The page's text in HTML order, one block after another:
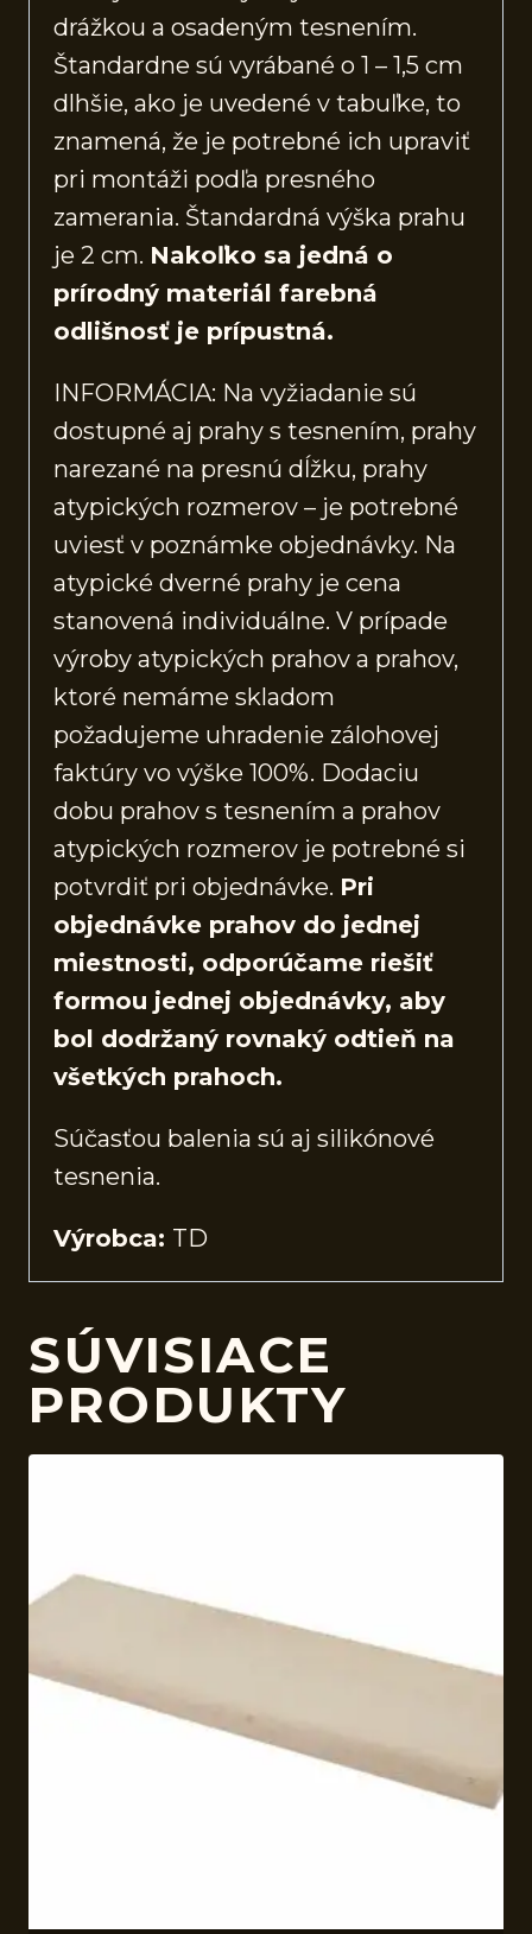
drážkou a osadeným tesnením.
Štandardne sú vyrábané o 1 – 1,5 cm
dlhšie, ako je uvedené v tabuľke, to
znamená, že je potrebné ich upraviť
pri montáži podľa presného
zamerania. Štandardná výška prahu
je 2 cm. Nakoľko sa jedná o
prírodný materiál farebná
odlišnosť je prípustná.
INFORMÁCIA: Na vyžiadanie sú
dostupné aj prahy s tesnením, prahy
narezané na presnú dĺžku, prahy
atypických rozmerov – je potrebné
uviesť v poznámke objednávky. Na
atypické dverné prahy je cena
stanovená individuálne. V prípade
výroby atypických prahov a prahov,
ktoré nemáme skladom
požadujeme uhradenie zálohovej
faktúry vo výške 100%. Dodaciu
dobu prahov s tesnením a prahov
atypických rozmerov je potrebné si
potvrdiť pri objednávke. Pri
objednávke prahov do jednej
miestnosti, odporúčame riešiť
formou jednej objednávky, aby
bol dodržaný rovnaký odtieň na
všetkých prahoch.
Súčasťou balenia sú aj silikónové
tesnenia.
Výrobca: TD
SÚVISIACE
PRODUKTY